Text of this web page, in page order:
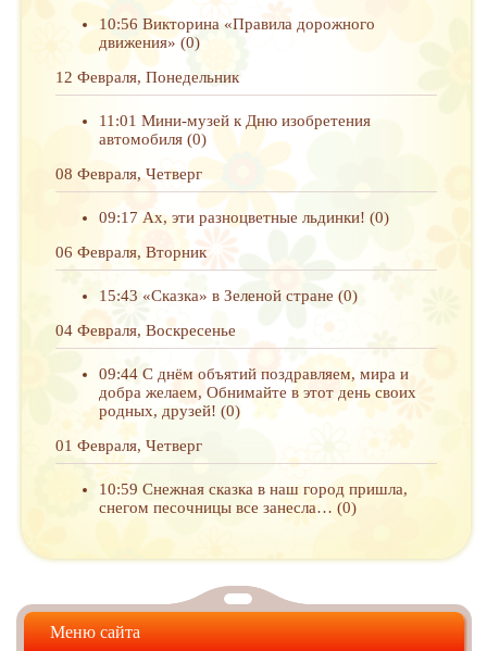
10:56 Викторина «Правила дорожного
движения» (0)
12 Февраля, Понедельник
11:01 Мини-музей к Дню изобретения
автомобиля (0)
08 Февраля, Четверг
09:17 Ах, эти разноцветные льдинки! (0)
06 Февраля, Вторник
15:43 «Сказка» в Зеленой стране (0)
04 Февраля, Воскресенье
09:44 С днём объятий поздравляем, мира и
добра желаем, Обнимайте в этот день своих
родных, друзей! (0)
01 Февраля, Четверг
10:59 Снежная сказка в наш город пришла,
снегом песочницы все занесла… (0)
Меню сайта